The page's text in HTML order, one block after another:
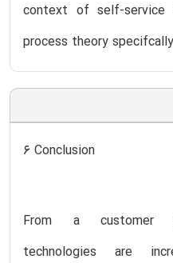
context of self-service
process theory
6 Conclusion
From a customer
technologies are